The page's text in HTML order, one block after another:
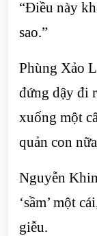
“Điều này
sao.”
Phùng Xảo
đứng dậy đi
xuống một
quản con
Nguyễn
‘sầm’ một
giễu.